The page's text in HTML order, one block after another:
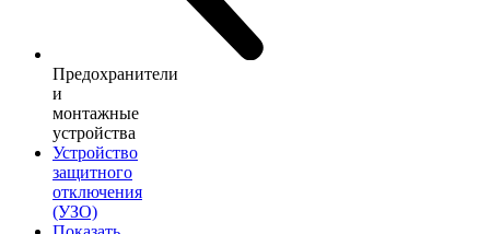
Предохранители
и
монтажные
устройства
Устройство
защитного
отключения
(УЗО)